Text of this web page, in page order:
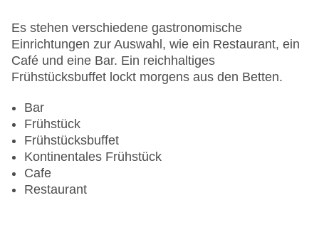
Landeskategorie: 3 Sterne
Es stehen verschiedene gastronomische
Einrichtungen zur Auswahl, wie ein Restaurant, ein
Café und eine Bar. Ein reichhaltiges
Frühstücksbuffet lockt morgens aus den Betten.
Bar
Frühstück
Frühstücksbuffet
Kontinentales Frühstück
Cafe
Restaurant